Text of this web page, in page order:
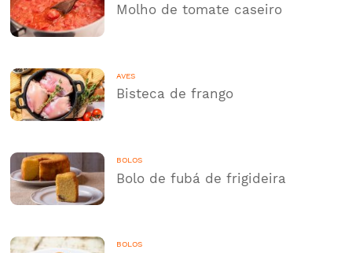
Molho de tomate caseiro
AVES
Bisteca de frango
BOLOS
Bolo de fubá de frigideira
BOLOS